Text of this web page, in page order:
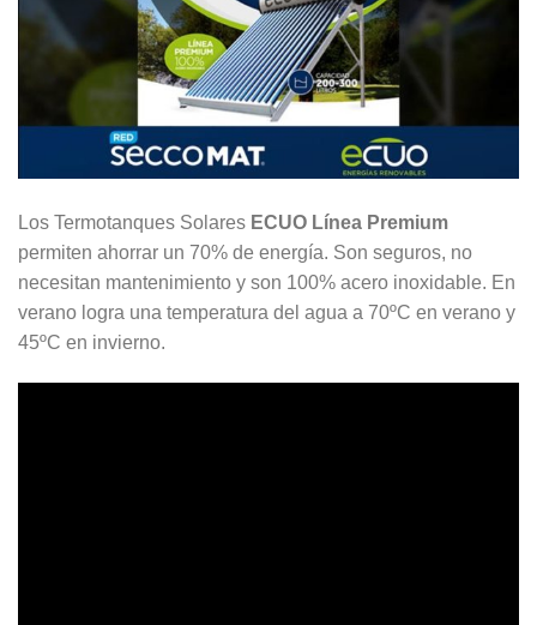
Los Termotanques Solares ECUO Línea Premium
permiten ahorrar un 70% de energía. Son seguros, no
necesitan mantenimiento y son 100% acero inoxidable. En
verano logra una temperatura del agua a 70ºC en verano y
45ºC en invierno.